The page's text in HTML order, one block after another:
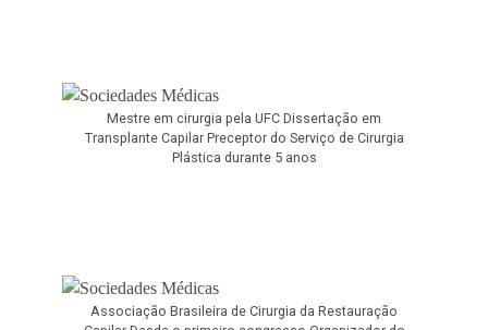
Mestre em cirurgia pela UFC Dissertação em
Transplante Capilar Preceptor do Serviço de Cirurgia
Plástica durante 5 anos
Associação Brasileira de Cirurgia da Restauração